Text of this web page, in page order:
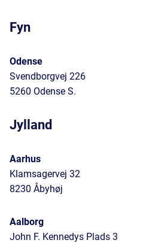
Fyn
Odense
Svendborgvej 226
5260 Odense S.
Jylland
Aarhus
Klamsagervej 32
8230 Åbyhøj
Aalborg
John F. Kennedys Plads 3